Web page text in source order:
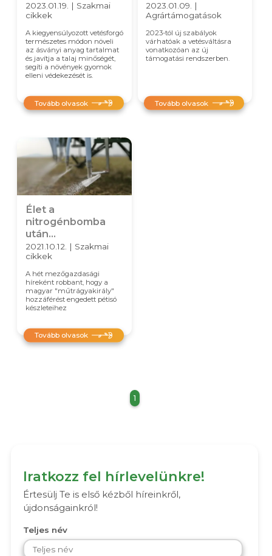
2023.01.19. | Szakmai
cikkek
A kiegyensúlyozott vetésforgó
természetes módon növeli
az ásványi anyag tartalmat
és javítja a talaj minőségét,
segíti a növények gyomok
elleni védekezését is.
Tovább olvasok
2023.01.09. |
Agrártámogatások
2023-tól új szabályok
várhatóak a vetésváltásra
vonatkozóan az új
támogatási rendszerben.
Tovább olvasok
Élet a
nitrogénbomba
után...
2021.10.12. | Szakmai
cikkek
A hét mezőgazdasági
híreként robbant, hogy a
magyar "műtrágyakirály"
hozzáférést engedett pétisó
készleteihez
Tovább olvasok
1
Iratkozz fel hírlevelünkre!
Értesülj Te is első kézből híreinkről,
újdonságainkról!
Teljes név